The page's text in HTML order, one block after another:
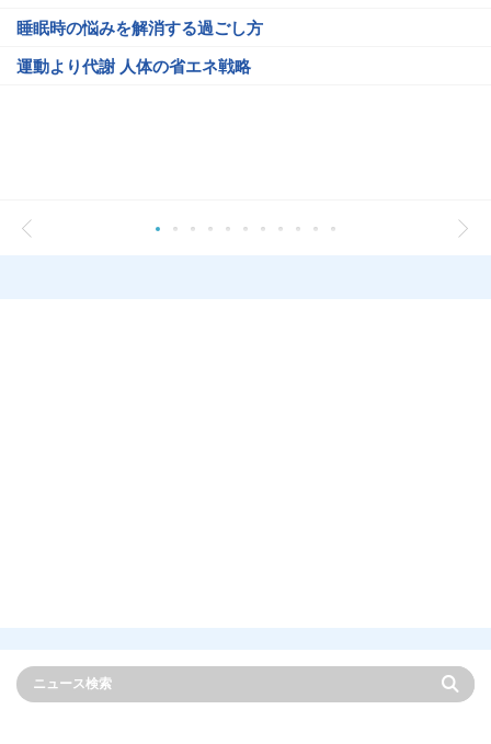
睡眠時の悩みを解消する過ごし方
運動より代謝 人体の省エネ戦略